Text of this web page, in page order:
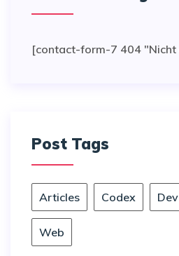
[contact-form-7 404 "Nicht
Post Tags
Articles Codex Dev
Web